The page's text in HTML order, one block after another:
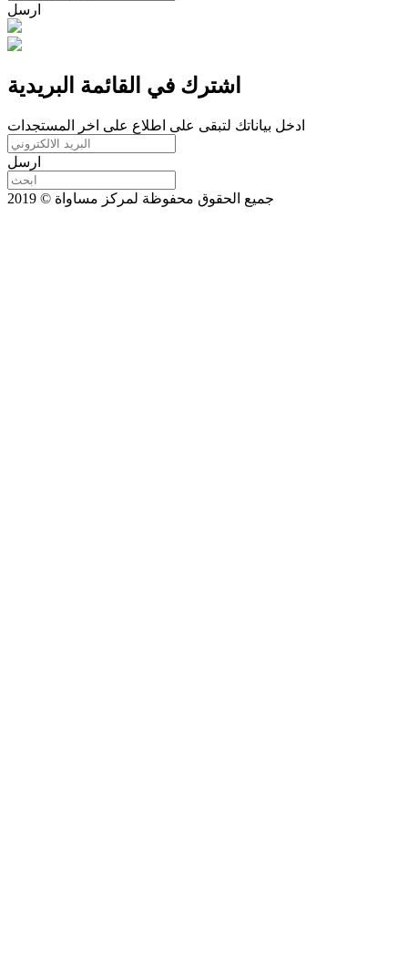
ارسل
اشترك في القائمة البريدية
ادخل بياناتك لتبقى على اطلاع على اخر المستجدات
ارسل
جميع الحقوق محفوظة لمركز مساواة © 2019